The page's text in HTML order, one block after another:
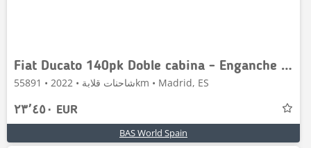
Fiat Ducato 140pk Doble cabina - Enganche de remolque -
شاحنات قلابة • 2022 • 55891km • Madrid, ES
٢٣٬٤٥٠ EUR
BAS World Spain